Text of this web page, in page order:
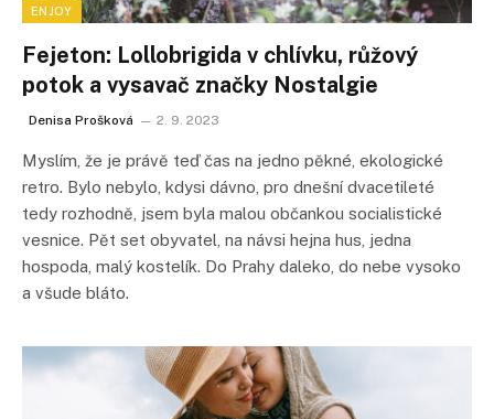
ENJOY
Fejeton: Lollobrigida v chlívku, růžový
potok a vysavač značky Nostalgie
Denisa Prošková 2. 9. 2023
Myslím, že je právě teď čas na jedno pěkné, ekologické
retro. Bylo nebylo, kdysi dávno, pro dnešní dvacetileté
tedy rozhodně, jsem byla malou občankou socialistické
vesnice. Pět set obyvatel, na návsi hejna hus, jedna
hospoda, malý kostelík. Do Prahy daleko, do nebe vysoko
a všude bláto.